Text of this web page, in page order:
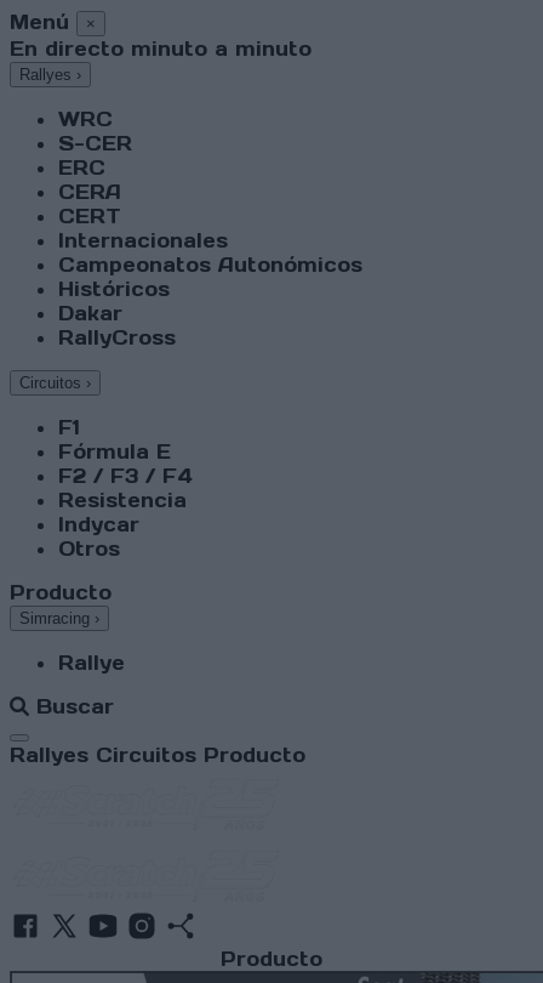
Menú ×
En directo minuto a minuto
Rallyes ›
WRC
S-CER
ERC
CERA
CERT
Internacionales
Campeonatos Autonómicos
Históricos
Dakar
RallyCross
Circuitos ›
F1
Fórmula E
F2 / F3 / F4
Resistencia
Indycar
Otros
Producto
Simracing ›
Rallye
Buscar
Abrir menú
Rallyes Circuitos Producto
Producto